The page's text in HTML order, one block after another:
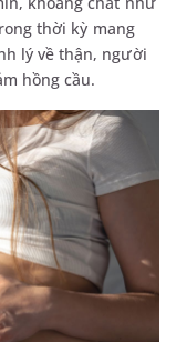
thời kỳ mang
lý về thận, người
hồng cầu.